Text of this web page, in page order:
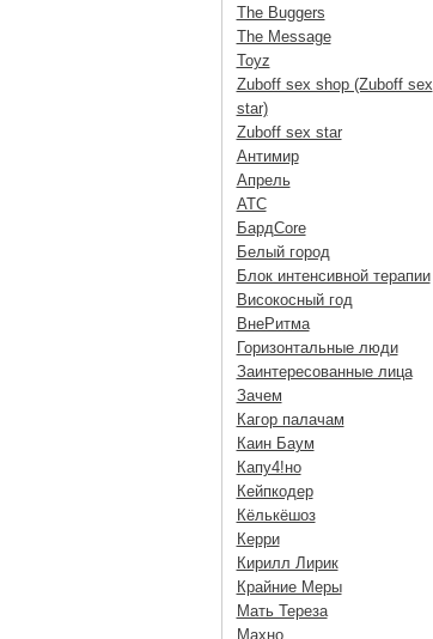
The Buggers
The Message
Toyz
Zuboff sex shop (Zuboff sex
star)
Zuboff sex star
Антимир
Апрель
АТС
БардCore
Белый город
Блок интенсивной терапии
Високосный год
ВнеРитма
Горизонтальные люди
Заинтересованные лица
Зачем
Кагор палачам
Каин Баум
Капу4!но
Кейпкодер
Кёлькёшоз
Керри
Кирилл Лирик
Крайние Меры
Мать Тереза
Махно